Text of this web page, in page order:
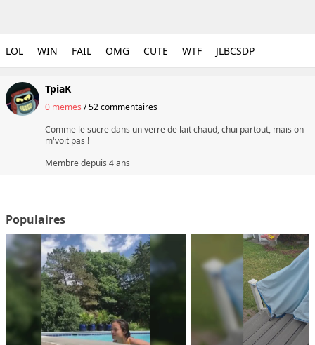
LOL WIN FAIL OMG CUTE WTF JLBCSDP
TpiaK
0 memes /52 commentaires
Comme le sucre dans un verre de lait chaud, chui partout, mais on
m'voit pas !
Membre depuis 4 ans
Populaires